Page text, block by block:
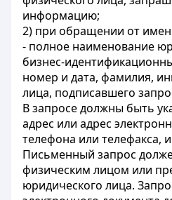
информацию;
2) при обращении от
- полное наименование
бизнес-
номер и дата, фамилия,
лица, подписавшего
В запросе должны быть
адрес или адрес
телефона или телефакса,
Письменный запрос
физическим лицом или
юридического лица.